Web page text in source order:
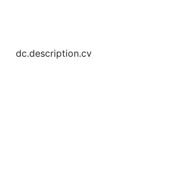
dc.description.cv